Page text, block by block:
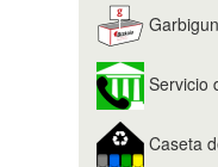
Servicio
Caseta